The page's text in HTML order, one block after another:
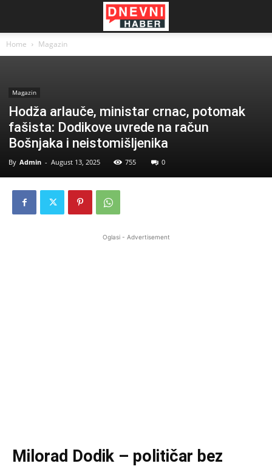
Home Magazin
Magazin
Hodža arlauče, ministar crnac, potomak
fašista: Dodikove uvrede na račun
Bošnjaka i neistomišljenika
By Admin - August 13, 2025 755 0
Oglasi - Advertisement
Milorad Dodik – političar bez